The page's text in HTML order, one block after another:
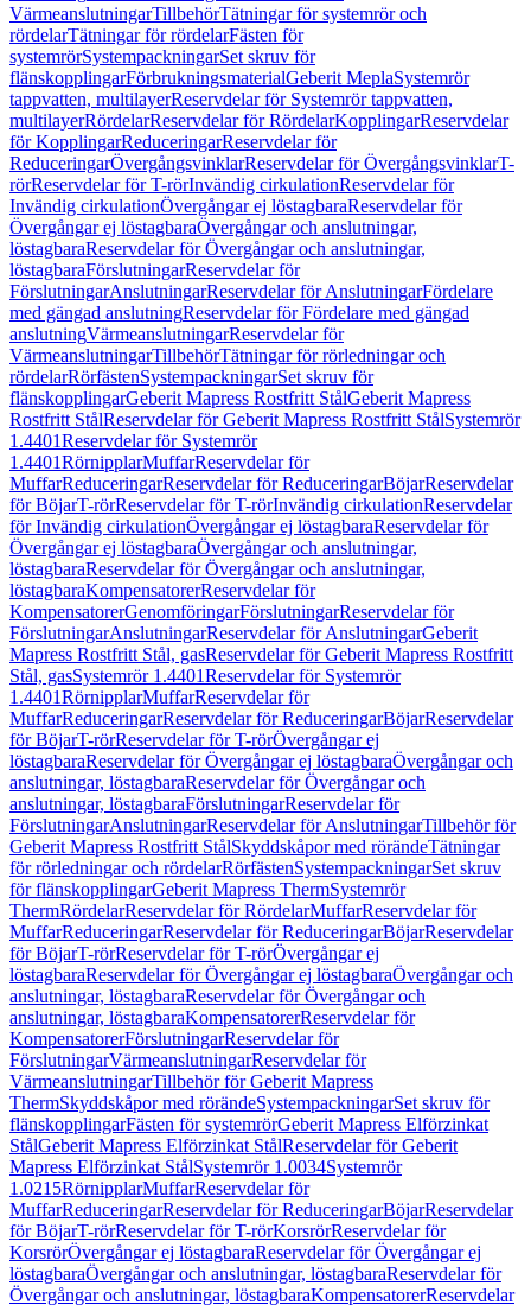
VärmeanslutningarTillbehörTätningar för systemrör och
rördelarTätningar för rördelarFästen för
systemrörSystempackningarSet skruv för
flänskopplingarFörbrukningsmaterialGeberit MeplaSystemrör
tappvatten, multilayerReservdelar för Systemrör tappvatten,
multilayerRördelarReservdelar för RördelarKopplingarReservdelar
för KopplingarReduceringarReservdelar för
ReduceringarÖvergångsvinklarReservdelar för ÖvergångsvinklarT-
rörReservdelar för T-rörInvändig cirkulationReservdelar för
Invändig cirkulationÖvergångar ej löstagbaraReservdelar för
Övergångar ej löstagbaraÖvergångar och anslutningar,
löstagbaraReservdelar för Övergångar och anslutningar,
löstagbaraFörslutningarReservdelar för
FörslutningarAnslutningarReservdelar för AnslutningarFördelare
med gängad anslutningReservdelar för Fördelare med gängad
anslutningVärmeanslutningarReservdelar för
VärmeanslutningarTillbehörTätningar för rörledningar och
rördelarRörfästenSystempackningarSet skruv för
flänskopplingarGeberit Mapress Rostfritt StålGeberit Mapress
Rostfritt StålReservdelar för Geberit Mapress Rostfritt StålSystemrör
1.4401Reservdelar för Systemrör
1.4401RörnipplarMuffarReservdelar för
MuffarReduceringarReservdelar för ReduceringarBöjarReservdelar
för BöjarT-rörReservdelar för T-rörInvändig cirkulationReservdelar
för Invändig cirkulationÖvergångar ej löstagbaraReservdelar för
Övergångar ej löstagbaraÖvergångar och anslutningar,
löstagbaraReservdelar för Övergångar och anslutningar,
löstagbaraKompensatorerReservdelar för
KompensatorerGenomföringarFörslutningarReservdelar för
FörslutningarAnslutningarReservdelar för AnslutningarGeberit
Mapress Rostfritt Stål, gasReservdelar för Geberit Mapress Rostfritt
Stål, gasSystemrör 1.4401Reservdelar för Systemrör
1.4401RörnipplarMuffarReservdelar för
MuffarReduceringarReservdelar för ReduceringarBöjarReservdelar
för BöjarT-rörReservdelar för T-rörÖvergångar ej
löstagbaraReservdelar för Övergångar ej löstagbaraÖvergångar och
anslutningar, löstagbaraReservdelar för Övergångar och
anslutningar, löstagbaraFörslutningarReservdelar för
FörslutningarAnslutningarReservdelar för AnslutningarTillbehör för
Geberit Mapress Rostfritt StålSkyddskåpor med rörändeTätningar
för rörledningar och rördelarRörfästenSystempackningarSet skruv
för flänskopplingarGeberit Mapress ThermSystemrör
ThermRördelarReservdelar för RördelarMuffarReservdelar för
MuffarReduceringarReservdelar för ReduceringarBöjarReservdelar
för BöjarT-rörReservdelar för T-rörÖvergångar ej
löstagbaraReservdelar för Övergångar ej löstagbaraÖvergångar och
anslutningar, löstagbaraReservdelar för Övergångar och
anslutningar, löstagbaraKompensatorerReservdelar för
KompensatorerFörslutningarReservdelar för
FörslutningarVärmeanslutningarReservdelar för
VärmeanslutningarTillbehör för Geberit Mapress
ThermSkyddskåpor med rörändeSystempackningarSet skruv för
flänskopplingarFästen för systemrörGeberit Mapress Elförzinkat
StålGeberit Mapress Elförzinkat StålReservdelar för Geberit
Mapress Elförzinkat StålSystemrör 1.0034Systemrör
1.0215RörnipplarMuffarReservdelar för
MuffarReduceringarReservdelar för ReduceringarBöjarReservdelar
för BöjarT-rörReservdelar för T-rörKorsrörReservdelar för
KorsrörÖvergångar ej löstagbaraReservdelar för Övergångar ej
löstagbaraÖvergångar och anslutningar, löstagbaraReservdelar för
Övergångar och anslutningar, löstagbaraKompensatorerReservdelar